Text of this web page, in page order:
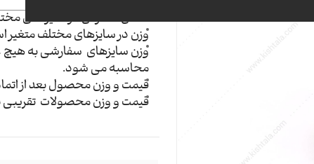
امکان سفارش در سایز های
وزن در سایزهای مختلف متغیر
وزن سایزهای سفارشی به
محاسبه می شود.
قیمت و وزن محصول بعد از
قیمت و وزن محصولات